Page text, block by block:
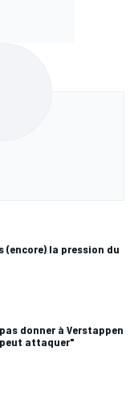
(encore) la pression du
donner à Verstappen
peut attaquer"